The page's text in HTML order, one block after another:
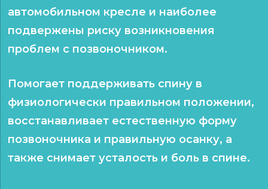
автомобильном кресле и наиболее
подвержены риску возникновения
проблем с позвоночником.
Помогает поддерживать спину в
физиологически правильном положении,
восстанавливает естественную форму
позвоночника и правильную осанку, а
также снимает усталость и боль в спине.